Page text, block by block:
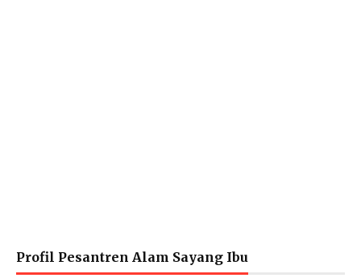
Profil Pesantren Alam Sayang Ibu